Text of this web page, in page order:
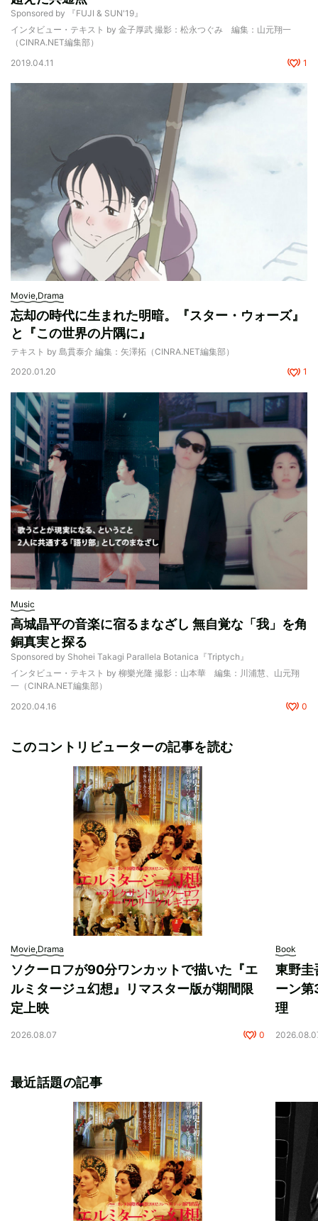
Sponsored by 『FUJI & SUN'19』
インタビュー・テキスト by 金子厚武 撮影：松永つぐみ 編集：山元翔一
（CINRA.NET編集部）
2019.04.11
1
Movie,Drama
忘却の時代に生まれた明暗。『スター・ウォーズ』
と『この世界の片隅に』
テキスト by 島貫泰介 編集：矢澤拓（CINRA.NET編集部）
2020.01.20
1
Music
高城晶平の音楽に宿るまなざし 無自覚な「我」を角
銅真実と探る
Sponsored by Shohei Takagi Parallela Botanica『Triptych』
インタビュー・テキスト by 柳樂光隆 撮影：山本華 編集：川浦慧、山元翔
一（CINRA.NET編集部）
2020.04.16
0
このコントリビューターの記事を読む
Movie,Drama
ソクーロフが90分ワンカットで描いた『エ
ルミタージュ幻想』リマスター版が期間限
定上映
2026.08.07 0
Book
東野圭
ーン第
理
最近話題の記事